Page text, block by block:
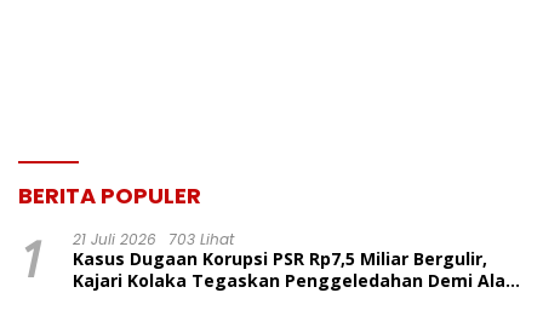
BERITA POPULER
1 21 Juli 2026 703 Lihat
Kasus Dugaan Korupsi PSR Rp7,5 Miliar Bergulir,
Kajari Kolaka Tegaskan Penggeledahan Demi Alat